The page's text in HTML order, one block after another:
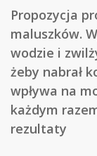
Propozycja
maluszków.
wodzie i
żeby nabrał
wpływa na
każdym
rezultaty